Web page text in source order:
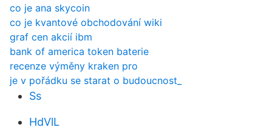
co je ana skycoin
co je kvantové obchodování wiki
graf cen akcií ibm
bank of america token baterie
recenze výměny kraken pro
je v pořádku se starat o budoucnost_
Ss
HdVlL